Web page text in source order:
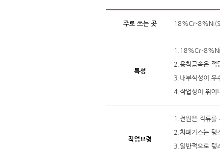
주로 쓰는 곳 18%Cr-
특성
1.18%Cr-8%Ni
2.용착금속은 적
3.내부식성이 우
4.작업성이 뛰어
작업요령
1.전원은 직류를
2.차폐가스는 텅
3.일반적으로 텅